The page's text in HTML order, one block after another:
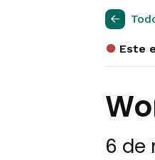
Este
6 de